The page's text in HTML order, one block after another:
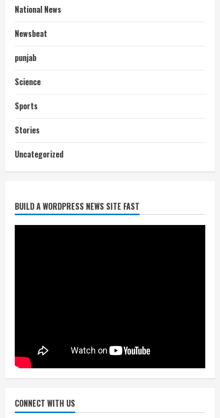
National News
Newsbeat
punjab
Science
Sports
Stories
Uncategorized
BUILD A WORDPRESS NEWS SITE FAST
CONNECT WITH US
July 24, 2026
निर्धारित मानक व नियम का बारीकी से किया
जाएगा परीक्षण, तब कार्रवाई
निजीविशेषज्ञों की रिपोर्ट पर भी मिलेगा
July 24, 2026
एचईआरसी के अध्यक्ष नंद लाल का निधन